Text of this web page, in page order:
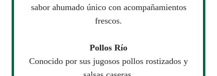
sabor ahumado único con acompañamientos
frescos.
Pollos Río
Conocido por sus jugosos pollos rostizados y